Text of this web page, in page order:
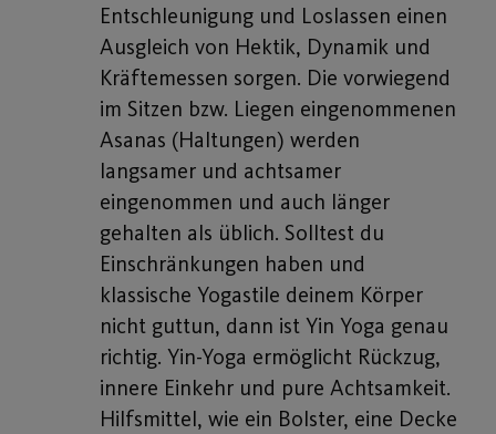
Entschleunigung und Loslassen einen
Ausgleich von Hektik, Dynamik und
Kräftemessen sorgen. Die vorwiegend
im Sitzen bzw. Liegen eingenommenen
Asanas (Haltungen) werden
langsamer und achtsamer
eingenommen und auch länger
gehalten als üblich. Solltest du
Einschränkungen haben und
klassische Yogastile deinem Körper
nicht guttun, dann ist Yin Yoga genau
richtig. Yin-Yoga ermöglicht Rückzug,
innere Einkehr und pure Achtsamkeit.
Hilfsmittel, wie ein Bolster, eine Decke